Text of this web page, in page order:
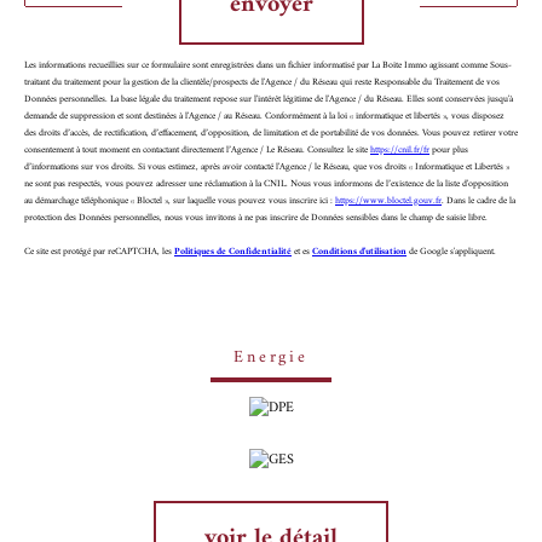
Les informations recueillies sur ce formulaire sont enregistrées dans un fichier informatisé par La Boite Immo agissant comme Sous-
traitant du traitement pour la gestion de la clientèle/prospects de l'Agence / du Réseau qui reste Responsable du Traitement de vos
Données personnelles. La base légale du traitement repose sur l'intérêt légitime de l'Agence / du Réseau. Elles sont conservées jusqu'à
demande de suppression et sont destinées à l'Agence / au Réseau. Conformément à la loi « informatique et libertés », vous disposez
des droits d’accès, de rectification, d’effacement, d’opposition, de limitation et de portabilité de vos données. Vous pouvez retirer votre
consentement à tout moment en contactant directement l’Agence / Le Réseau. Consultez le sitehttps://cnil.fr/frpour plus
d’informations sur vos droits. Si vous estimez, après avoir contacté l'Agence / le Réseau, que vos droits « Informatique et Libertés »
ne sont pas respectés, vous pouvez adresser une réclamation à la CNIL. Nous vous informons de l’existence de la liste d'opposition
au démarchage téléphonique « Bloctel », sur laquelle vous pouvez vous inscrire ici :https://www.bloctel.gouv.fr. Dans le cadre de la
protection des Données personnelles, nous vous invitons à ne pas inscrire de Données sensibles dans le champ de saisie libre.
Ce site est protégé par reCAPTCHA, lesPolitiques de Confidentialitéet esConditions d'utilisationde Google s'appliquent.
Energie